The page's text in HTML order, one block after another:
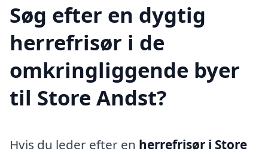
Søg efter en dygtig
herrefrisør i de
omkringliggende byer
til Store Andst?
Hvis du leder efter en herrefrisør i Store